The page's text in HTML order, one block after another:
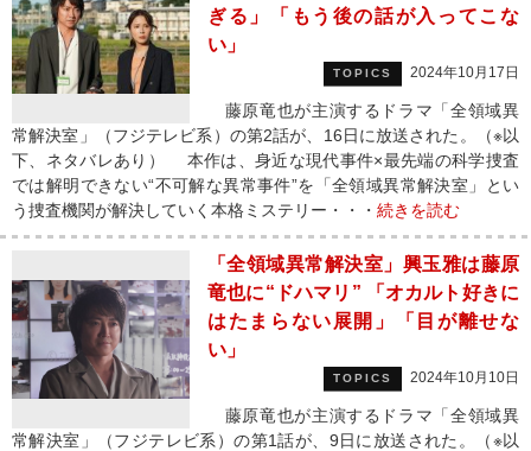
ぎる」「もう後の話が入ってこな
い」
TOPICS 2024年10月17日
藤原竜也が主演するドラマ「全領域異
常解決室」（フジテレビ系）の第2話が、16日に放送された。（※以
下、ネタバレあり） 本作は、身近な現代事件×最先端の科学捜査
では解明できない“不可解な異常事件”を「全領域異常解決室」とい
う捜査機関が解決していく本格ミステリー・・・ 続きを読む
「全領域異常解決室」興玉雅は藤原
竜也に“ドハマリ” 「オカルト好きに
はたまらない展開」「目が離せな
い」
TOPICS 2024年10月10日
藤原竜也が主演するドラマ「全領域異
常解決室」（フジテレビ系）の第1話が、9日に放送された。（※以